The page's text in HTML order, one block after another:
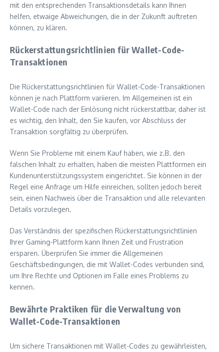
mit den entsprechenden Transaktionsdetails kann Ihnen
helfen, etwaige Abweichungen, die in der Zukunft auftreten
können, zu klären.
Rückerstattungsrichtlinien für Wallet-Code-
Transaktionen
Die Rückerstattungsrichtlinien für Wallet-Code-Transaktionen
können je nach Plattform variieren. Im Allgemeinen ist ein
Wallet-Code nach der Einlösung nicht rückerstattbar, daher ist
es wichtig, den Inhalt, den Sie kaufen, vor Abschluss der
Transaktion sorgfältig zu überprüfen.
Wenn Sie Probleme mit einem Kauf haben, wie z.B. den
falschen Inhalt zu erhalten, haben die meisten Plattformen ein
Kundenunterstützungssystem eingerichtet. Sie können in der
Regel eine Anfrage um Hilfe einreichen, sollten jedoch bereit
sein, einen Nachweis über die Transaktion und alle relevanten
Details vorzulegen.
Das Verständnis der spezifischen Rückerstattungsrichtlinien
Ihrer Gaming-Plattform kann Ihnen Zeit und Frustration
ersparen. Überprüfen Sie immer die Allgemeinen
Geschäftsbedingungen, die mit Wallet-Codes verbunden sind,
um Ihre Rechte und Optionen im Falle eines Problems zu
kennen.
Bewährte Praktiken für die Verwaltung von
Wallet-Code-Transaktionen
Um sichere Transaktionen mit Wallet-Codes zu gewährleisten,